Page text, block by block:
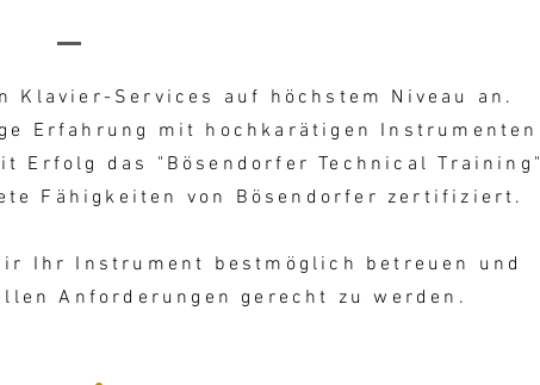
Klavier-Services auf höchstem Niveau an.
Erfahrung mit hochkarätigen Instrumenten
Erfolg das "Bösendorfer Technical Training"
Fähigkeiten von Bösendorfer zertifiziert.
Ihr Instrument bestmöglich betreuen und
Anforderungen gerecht zu werden.